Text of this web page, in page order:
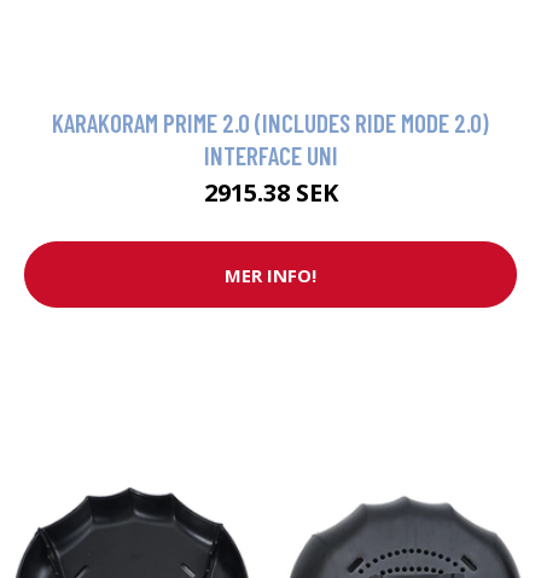
KARAKORAM PRIME 2.0 (INCLUDES RIDE MODE 2.0)
INTERFACE UNI
2915.38 SEK
MER INFO!